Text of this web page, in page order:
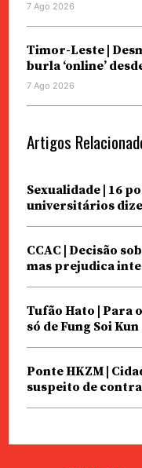
7 Ago 2026
Timor-Leste |
burla ‘online’
7 Ago 2026
Artigos
Sexualidade | 16
universitários
CCAC | Decisão
mas prejudica
Tufão Hato | Para
só de Fung Soi Kun
Ponte HKZM |
suspeito de